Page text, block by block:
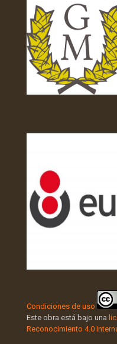
Condiciones de uso
Este obra está bajo una
Reconocimiento 4.0